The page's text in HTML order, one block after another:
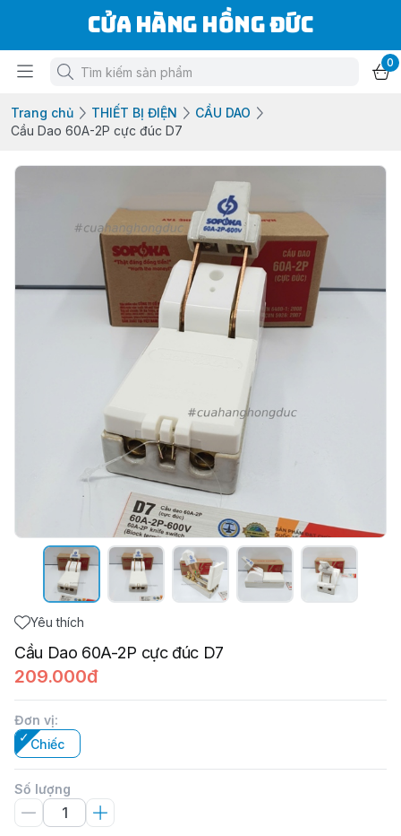
Cửa Hàng Hồng Đức
0
Trang chủ THIẾT BỊ ĐIỆN
CẦU DAO
Cầu Dao 60A-2P cực đúc D7
Yêu thích
Cầu Dao 60A-2P cực đúc D7
209.000đ
Đơn vị:
Chiếc
Số lượng